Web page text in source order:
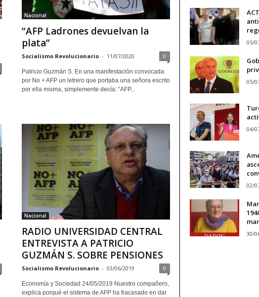
Nacional
“AFP Ladrones devuelvan la
plata”
Socialismo Revolucionario - 11/07/2020 0
Patricio Guzmán S. En una manifestación convocada
por No + AFP un letrero que portaba una señora escrito
por ella misma, simplemente decía: “AFP...
Nacional
RADIO UNIVERSIDAD CENTRAL
ENTREVISTA A PATRICIO
GUZMÁN S. SOBRE PENSIONES
Socialismo Revolucionario - 03/06/2019 0
Economía y Sociedad 24/05/2019 Nuestro compañero,
explica porqué el sistema de AFP ha fracasado en dar
05/
05/
04/
02/
30/